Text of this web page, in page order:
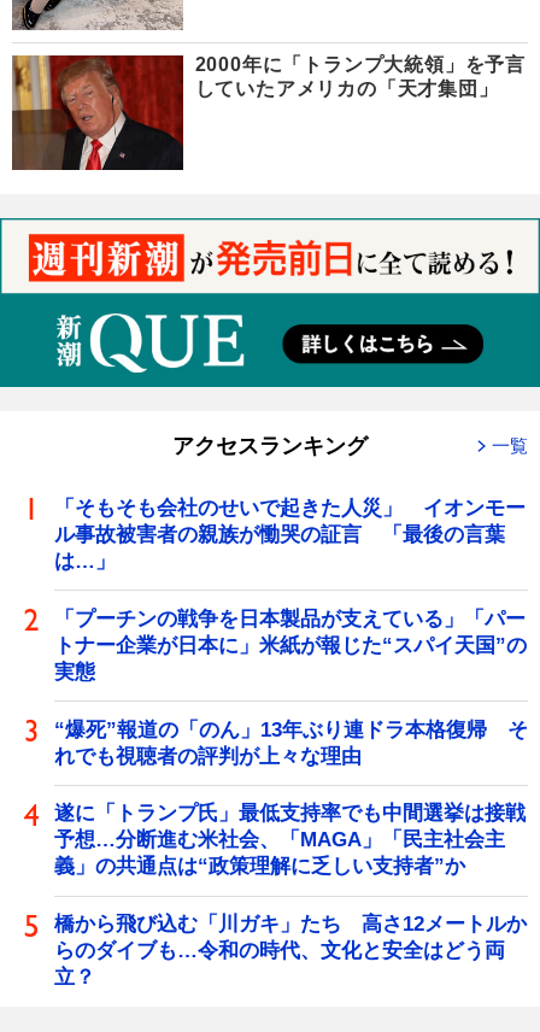
2000年に「トランプ大統領」を予言
していたアメリカの「天才集団」
アクセスランキング 一覧
「そもそも会社のせいで起きた人災」 イオンモー
ル事故被害者の親族が慟哭の証言 「最後の言葉
は…」
「プーチンの戦争を日本製品が支えている」「パー
トナー企業が日本に」米紙が報じた“スパイ天国”の
実態
“爆死”報道の「のん」13年ぶり連ドラ本格復帰 そ
れでも視聴者の評判が上々な理由
遂に「トランプ氏」最低支持率でも中間選挙は接戦
予想…分断進む米社会、「MAGA」「民主社会主
義」の共通点は“政策理解に乏しい支持者”か
橋から飛び込む「川ガキ」たち 高さ12メートルか
らのダイブも…令和の時代、文化と安全はどう両
立？